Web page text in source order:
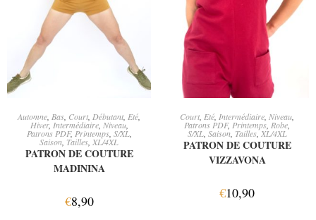
AJOUTER AU PANIER
Automne Bas Court Débutant Eté
Hiver, Intermédiaire, Niveau,
Patrons PDF, Printemps, S/XL,
Saison Tailles XL/4XL
PATRON DE COUTURE
MADININA
€8,90
AJOUTER AU PANIER
Court Eté Intermédiaire Niveau
Patrons PDF, Printemps Robe
S/XL, Saison, Tailles,XL/4XL
PATRON DE COUTURE
VIZZAVONA
€10,90